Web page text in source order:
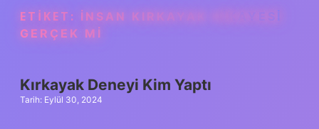
ETIKET: İNSAN KIRKAYAK HIKAYESI
GERÇEK MI
Kırkayak Deneyi Kim Yaptı
Tarih: Eylül 30, 2024